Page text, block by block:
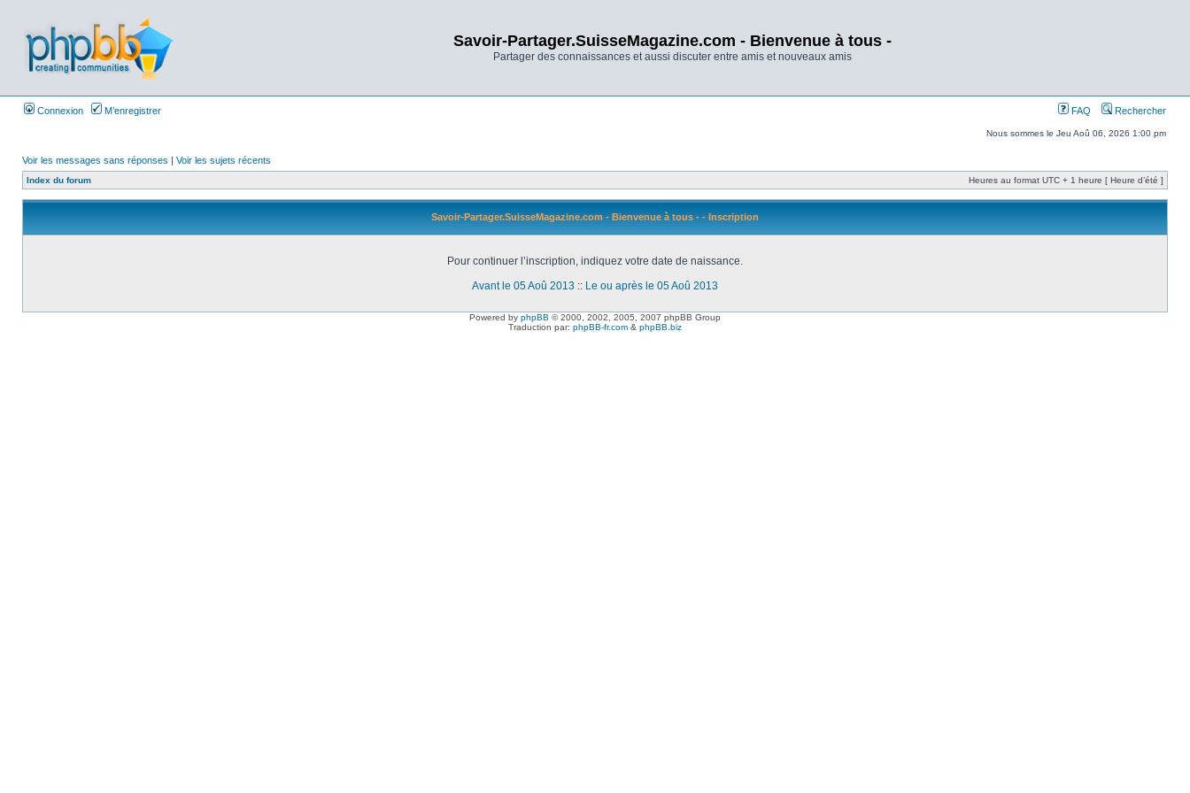
Savoir-Partager.SuisseMagazine.com - Bienvenue à tous -
Partager des connaissances et aussi discuter entre amis et nouveaux amis
Connexion M’enregistrer FAQ Rechercher
Nous sommes le Jeu Aoû 06, 2026 1:00 pm
Voir les messages sans réponses | Voir les sujets récents
Index du forum Heures au format UTC + 1 heure [ Heure d’été ]
Savoir-Partager.SuisseMagazine.com - Bienvenue à tous - - Inscription
Pour continuer l’inscription, indiquez votre date de naissance.
Avant le 05 Aoû 2013 :: Le ou après le 05 Aoû 2013
Powered by phpBB © 2000, 2002, 2005, 2007 phpBB Group
Traduction par: phpBB-fr.com & phpBB.biz